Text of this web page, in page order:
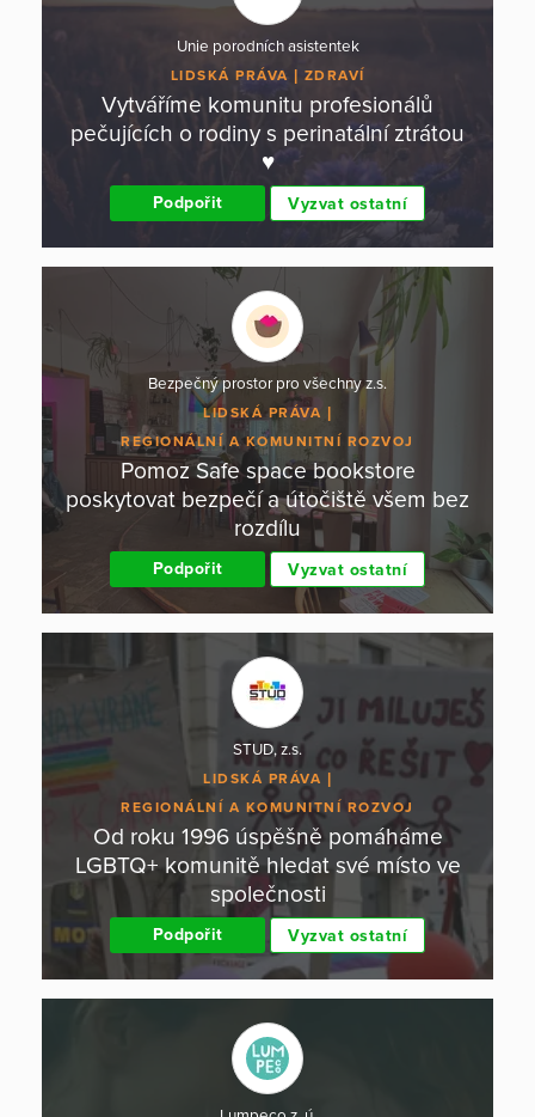
Unie porodních asistentek
LIDSKÁ PRÁVA ZDRAVÍ
Vytváříme komunitu profesionálů
pečujících o rodiny s perinatální ztrátou
♥
Podpořit Vyzvat ostatní
Bezpečný prostor pro všechny z.s.
LIDSKÁ PRÁVA
REGIONÁLNÍ A KOMUNITNÍ ROZVOJ
Pomoz Safe space bookstore
poskytovat bezpečí a útočiště všem bez
rozdílu
Podpořit Vyzvat ostatní
STUD, z.s.
LIDSKÁ PRÁVA
REGIONÁLNÍ A KOMUNITNÍ ROZVOJ
Od roku 1996 úspěšně pomáháme
LGBTQ+ komunitě hledat své místo ve
společnosti
Podpořit Vyzvat ostatní